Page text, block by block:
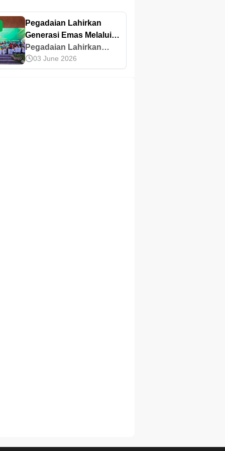
Pegadaian Lahirkan
Generasi Emas Melalui
The Gade Sociopreneur
untuk Indonesia
Berkelanjutan
Pegadaian Lahirkan
Generasi Emas Melalui
The Gade Sociopreneur
03 June 2026